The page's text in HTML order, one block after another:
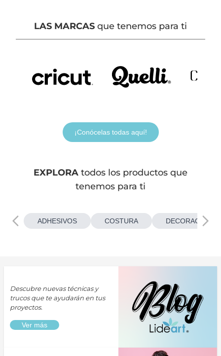
LAS MARCAS que tenemos para ti
¡Conócelas todas aquí!
EXPLORA todos los productos que
tenemos para ti
ADHESIVOS COSTURA
Descubre nuevas técnicas y
trucos que te ayudarán en tus
proyectos.
Ver más